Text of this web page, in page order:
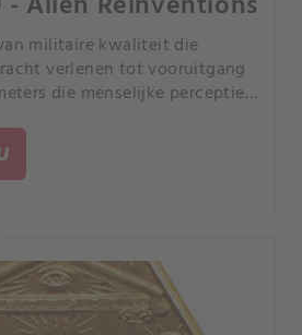
militaire kwaliteit die
verlenen tot vooruitgang
die menselijke perceptie